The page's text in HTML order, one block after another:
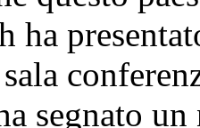
ha
segnato